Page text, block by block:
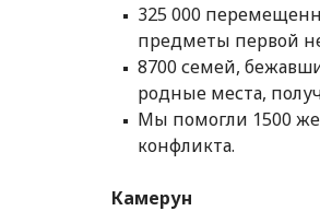
325 000
предметы первой
8700 семей,
родные места,
Мы помогли 1500
конфликта.
Камерун